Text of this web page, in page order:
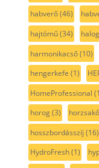
habverő(46)
hajtómű(34)
harmonikacső(10)
hengerkefe (1)
HomeProfessional
horog(3) horzsakő
hosszbordásszíj (16)
HydroFresh(1)